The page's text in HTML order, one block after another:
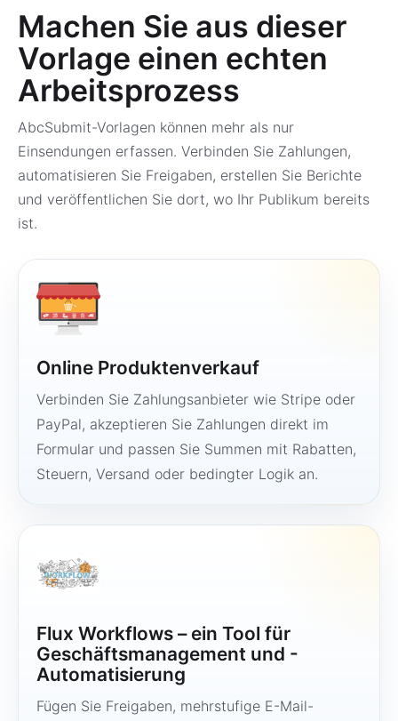
Machen Sie aus dieser
Vorlage einen echten
Arbeitsprozess
AbcSubmit-Vorlagen können mehr als nur
Einsendungen erfassen. Verbinden Sie Zahlungen,
automatisieren Sie Freigaben, erstellen Sie Berichte
und veröffentlichen Sie dort, wo Ihr Publikum bereits
ist.
Online Produktenverkauf
Verbinden Sie Zahlungsanbieter wie Stripe oder
PayPal, akzeptieren Sie Zahlungen direkt im
Formular und passen Sie Summen mit Rabatten,
Steuern, Versand oder bedingter Logik an.
Flux Workflows – ein Tool für
Geschäftsmanagement und -
Automatisierung
Fügen Sie Freigaben, mehrstufige E-Mail-